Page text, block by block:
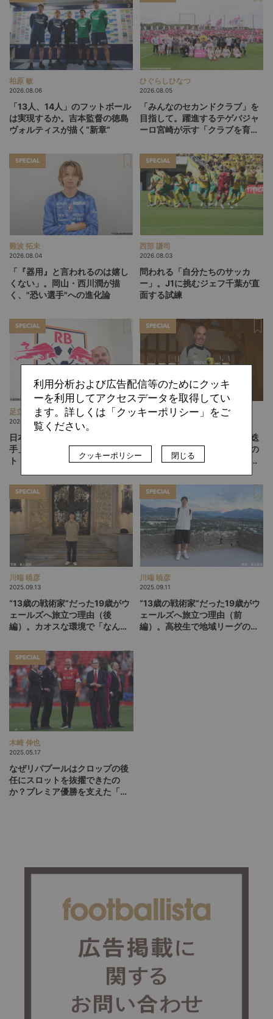
柏原 敏
2026.08.06
「13人、14人」のフットボール
は実現するか。吉本監督の徳島
ヴォルティスが描く“新章”
ひぐらしひなつ
2026.08.05
「みんなのセカンドクラブ」を
目指して。躍進するテゲバジャ
ーロ宮崎が示す「クラブを育て
SPECIAL
難波 拓未
2026.08.04
「『器用』と言われるのは嬉し
くない」。岡山・西川潤が描
く、"恐い選手"への進化論
SPECIAL
西部 謙司
2026.08.03
問われる「自分たちのサッカ
ー」。J1に挑むジェフ千葉が直
面する試練
SPECIAL
足立 真俊
2026.02.05
日本サッカーが再考すべき「若
手」の定義とは？スチュアー
ト・ウェバー（RB大宮ヘッドオ
SPECIAL
山中 忍
なぜマレスカ、アモリムは更迭
された？プレミアリーグ監督の
肩書きに「ヘッドコーチ」と
る理由
SPECIAL
川端 暁彦
2025.09.13
“13歳の戦術家”だった19歳がウ
ェールズへ旅立つ理由（後
編）。カオスな環境で「なんや
SPECIAL
川端 暁彦
2025.09.11
“13歳の戦術家”だった19歳がウ
ェールズへ旅立つ理由（前
編）。高校生で地域リーグの現
SPECIAL
木崎 伸也
2025.05.17
なぜリバプールはクロップの後
任にスロットを抜擢できたの
か？プレミア優勝を支えた「監
利用分析および広告配信等のためにクッキ
ーを利用してアクセスデータを取得してい
ます。詳しくは「クッキーポリシー」をご
覧ください。
クッキーポリシー 閉じる